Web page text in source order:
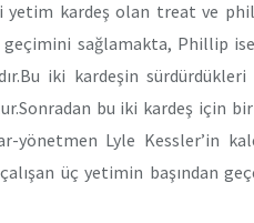
yetim kardeş olan treat ve
sağlamakta, Phillip
iki kardeşin
bu iki kardeş için bir
yönetmen Lyle Kessler’in
üç yetimin başından